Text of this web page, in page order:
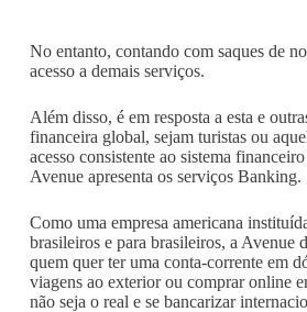
No entanto, contando com saques de
acesso a demais serviços.
Além disso, é em resposta a esta e
financeira global, sejam turistas ou
acesso consistente ao sistema
Avenue apresenta os serviços Banking.
Como uma empresa americana
brasileiros e para brasileiros, a Avenue
quem quer ter uma conta-corrente em
viagens ao exterior ou comprar online
não seja o real e se bancarizar